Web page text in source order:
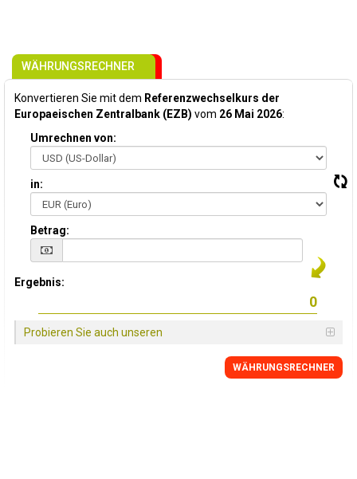
WÄHRUNGSRECHNER
Konvertieren Sie mit dem Referenzwechselkurs der
Europaeischen Zentralbank (EZB) vom 26 Mai 2026:
Umrechnen von:
in:
Betrag:
Ergebnis:
Probieren Sie auch unseren
WÄHRUNGSRECHNER